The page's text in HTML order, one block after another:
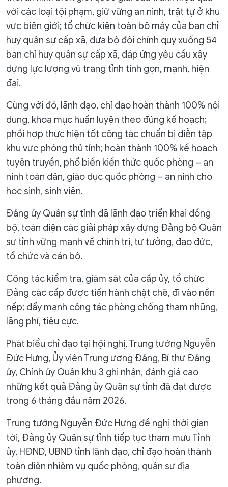
với các loại tội phạm, giữ vững an ninh, trật tự ở khu
vực biên giới; tổ chức kiện toàn bộ máy của ban chỉ
huy quân sự cấp xã, đưa bộ đội chính quy xuống 54
ban chỉ huy quân sự cấp xã, đáp ứng yêu cầu xây
dựng lực lượng vũ trang tỉnh tinh gọn, mạnh, hiện
đại.
Cùng với đó, lãnh đạo, chỉ đạo hoàn thành 100% nội
dung, khoa mục huấn luyện theo đúng kế hoạch;
phối hợp thực hiện tốt công tác chuẩn bị diễn tập
khu vực phòng thủ tỉnh; hoàn thành 100% kế hoạch
tuyên truyền, phổ biến kiến thức quốc phòng – an
ninh toàn dân, giáo dục quốc phòng – an ninh cho
học sinh, sinh viên.
Đảng ủy Quân sự tỉnh đã lãnh đạo triển khai đồng
bộ, toàn diện các giải pháp xây dựng Đảng bộ Quân
sự tỉnh vững mạnh về chính trị, tư tưởng, đạo đức,
tổ chức và cán bộ.
Công tác kiểm tra, giám sát của cấp ủy, tổ chức
Đảng các cấp được tiến hành chặt chẽ, đi vào nền
nếp; đẩy mạnh công tác phòng chống tham nhũng,
lãng phí, tiêu cực.
Phát biểu chỉ đạo tại hội nghị, Trung tướng Nguyễn
Đức Hưng, Ủy viên Trung ương Đảng, Bí thư Đảng
ủy, Chính ủy Quân khu 3 ghi nhận, đánh giá cao
những kết quả Đảng ủy Quân sự tỉnh đã đạt được
trong 6 tháng đầu năm 2026.
Trung tướng Nguyễn Đức Hưng đề nghị thời gian
tới, Đảng ủy Quân sự tỉnh tiếp tục tham mưu Tỉnh
ủy, HĐND, UBND tỉnh lãnh đạo, chỉ đạo hoàn thành
toàn diện nhiệm vụ quốc phòng, quân sự địa
phương.